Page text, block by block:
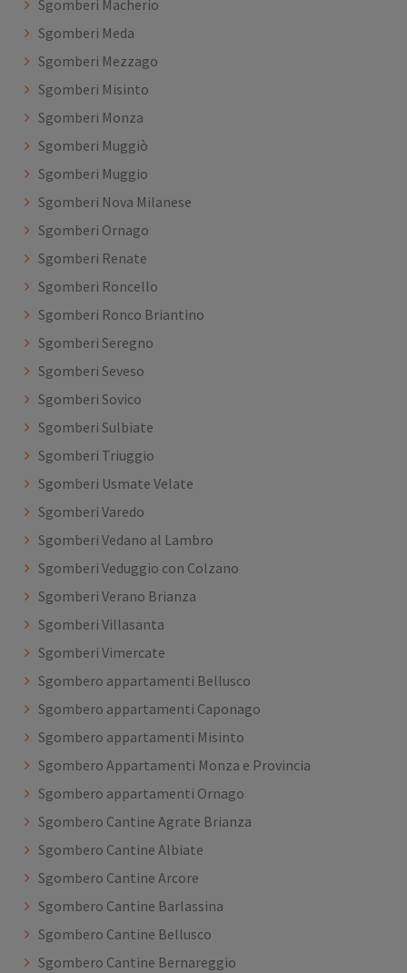
Sgomberi Macherio
Sgomberi Meda
Sgomberi Mezzago
Sgomberi Misinto
Sgomberi Monza
Sgomberi Muggiò
Sgomberi Muggio
Sgomberi Nova Milanese
Sgomberi Ornago
Sgomberi Renate
Sgomberi Roncello
Sgomberi Ronco Briantino
Sgomberi Seregno
Sgomberi Seveso
Sgomberi Sovico
Sgomberi Sulbiate
Sgomberi Triuggio
Sgomberi Usmate Velate
Sgomberi Varedo
Sgomberi Vedano al Lambro
Sgomberi Veduggio con Colzano
Sgomberi Verano Brianza
Sgomberi Villasanta
Sgomberi Vimercate
Sgombero appartamenti Bellusco
Sgombero appartamenti Caponago
Sgombero appartamenti Misinto
Sgombero Appartamenti Monza e Provincia
Sgombero appartamenti Ornago
Sgombero Cantine Agrate Brianza
Sgombero Cantine Albiate
Sgombero Cantine Arcore
Sgombero Cantine Barlassina
Sgombero Cantine Bellusco
Sgombero Cantine Bernareggio